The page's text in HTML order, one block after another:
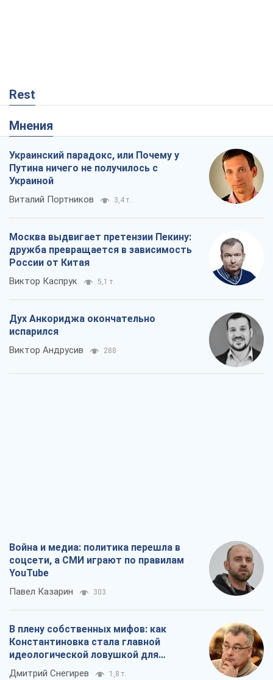
Rest
Мнения
Украинский парадокс, или Почему у
Путина ничего не получилось с
Украиной
Виталий Портников 3,4 т.
Москва выдвигает претензии Пекину:
дружба превращается в зависимость
России от Китая
Виктор Каспрук 5,1 т.
Дух Анкориджа окончательно
испарился
Виктор Андрусив 288
Война и медиа: политика перешла в
соцсети, а СМИ играют по правилам
YouTube
Павел Казарин 303
В плену собственных мифов: как
Константиновка стала главной
идеологической ловушкой для
российских оккупантов
Дмитрий Снегирев 1,8 т.